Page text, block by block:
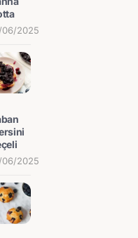
06/2025
06/2025